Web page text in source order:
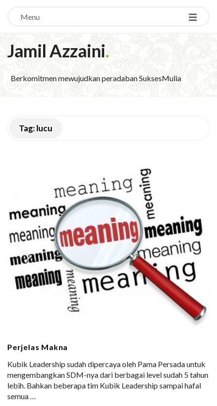
Menu
Jamil Azzaini.
Berkomitmen mewujudkan peradaban SuksesMulia
Tag:lucu
Perjelas Makna
Kubik Leadership sudah dipercaya oleh Pama Persada untuk
mengembangkan SDM-nya dari berbagai level sudah 5 tahun
lebih. Bahkan beberapa tim Kubik Leadership sampai hafal
semua…